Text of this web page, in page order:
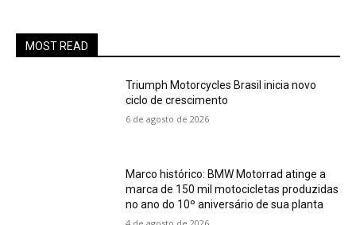
MOST READ
Triumph Motorcycles Brasil inicia novo
ciclo de crescimento
6 de agosto de 2026
Marco histórico: BMW Motorrad atinge a
marca de 150 mil motocicletas produzidas
no ano do 10º aniversário de sua planta